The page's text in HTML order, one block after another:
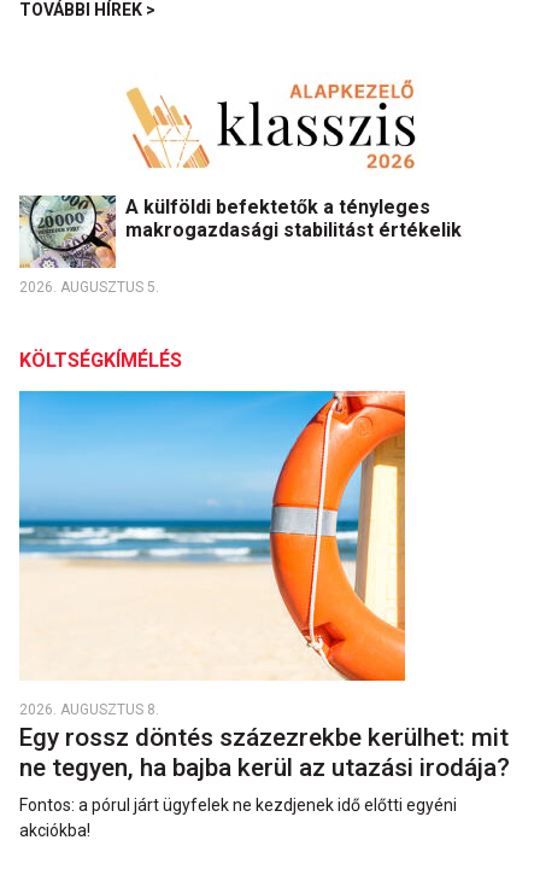
TOVÁBBI HÍREK >
A külföldi befektetők a tényleges
makrogazdasági stabilitást értékelik
2026. AUGUSZTUS 5.
KÖLTSÉGKÍMÉLÉS
2026. AUGUSZTUS 8.
Egy rossz döntés százezrekbe kerülhet: mit
ne tegyen, ha bajba kerül az utazási irodája?
Fontos: a pórul járt ügyfelek ne kezdjenek idő előtti egyéni
akciókba!